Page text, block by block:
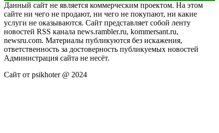
Данный сайт не является коммерческим проектом. На этом
сайте ни чего не продают, ни чего не покупают, ни какие
услуги не оказываются. Сайт представляет собой ленту
новостей RSS канала news.rambler.ru, kommersant.ru,
newsru.com. Материалы публикуются без искажения,
ответственность за достоверность публикуемых новостей
Администрация сайта не несёт.
Сайт от psikhoter @ 2024